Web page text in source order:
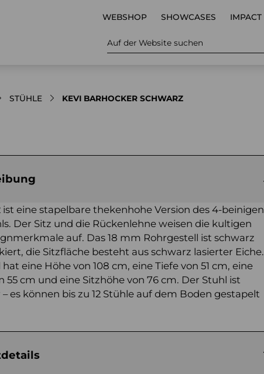
WEBSHOP SHOWCASES IMPACT
Auf der Website suchen
STÜHLE KEVI BARHOCKER SCHWARZ
ist eine stapelbare thekenhohe Version des 4-beinigen
Der Sitz und die Rückenlehne weisen die kultigen
auf. Das 18 mm Rohrgestell ist schwarz
die Sitzfläche besteht aus schwarz lasierter Eiche.
eine Höhe von 108 cm, eine Tiefe von 51 cm, eine
55 cm und eine Sitzhöhe von 76 cm. Der Stuhl ist
es können bis zu 12 Stühle auf dem Boden gestapelt